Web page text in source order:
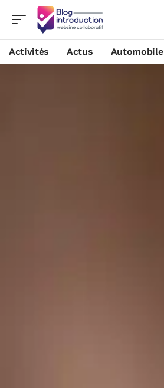
Activités Actus Automobile